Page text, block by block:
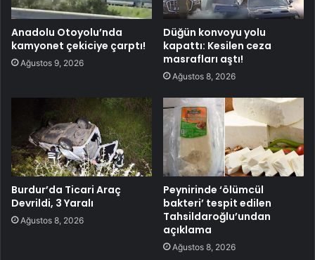
Anadolu Otoyolu’nda
kamyonet çekiciye çarptı!
Ağustos 9, 2026
Düğün konvoyu yolu
kapattı: Kesilen ceza
masrafları aştı!
Ağustos 8, 2026
Burdur’da Ticari Araç
Devrildi, 3 Yaralı
Ağustos 8, 2026
Peynirinde ‘ölümcül
bakteri’ tespit edilen
Tahsildaroğlu’undan
açıklama
Ağustos 8, 2026